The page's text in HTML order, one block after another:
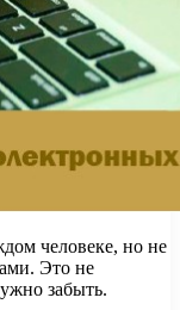
человеке, но не
Это не
забыть.